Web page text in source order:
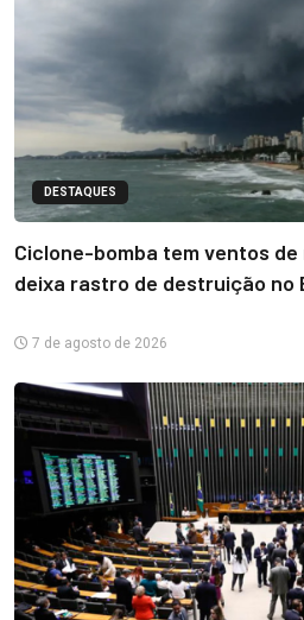
DESTAQUES
Ciclone-bomba tem ventos de
deixa rastro de destruição no
7 de agosto de 2026